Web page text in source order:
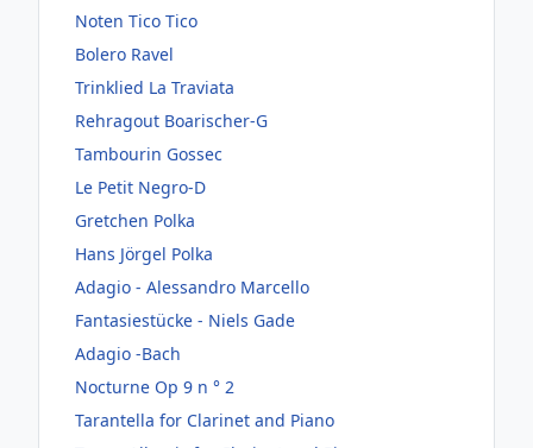
Noten Tico Tico
Bolero Ravel
Trinklied La Traviata
Rehragout Boarischer-G
Tambourin Gossec
Le Petit Negro-D
Gretchen Polka
Hans Jörgel Polka
Adagio - Alessandro Marcello
Fantasiestücke - Niels Gade
Adagio -Bach
Nocturne Op 9 n ° 2
Tarantella for Clarinet and Piano